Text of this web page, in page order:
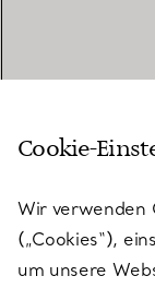
KUNDENSERVICE
SERVICES
Cookie-
Wir verwenden
(„Cookies“),
um unsere